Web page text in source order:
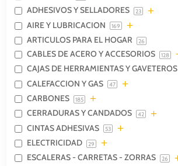
ADHESIVOS Y SELLADORES 23
AIRE Y LUBRICACION 169
ARTICULOS PARA EL HOGAR 26
CABLES DE ACERO Y ACCESORIOS 128
CAJAS DE HERRAMIENTAS Y GAVETEROS
CALEFACCION Y GAS 47
CARBONES 185
CERRADURAS Y CANDADOS 42
CINTAS ADHESIVAS 53
ELECTRICIDAD 29
ESCALERAS - CARRETAS - ZORRAS 26